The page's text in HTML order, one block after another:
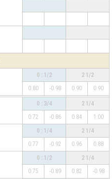
0 : 1/2
2 1/2
0.80
-0.98 0.90 0.90
x
0 : 3/4
2 1/4
0.72
-0.86 0.84 1.00
0 : 1/4
2 1/4
0.77
-0.92 0.96 0.88
0 : 1/2
2 1/4
0.75
-0.89 0.82 -0.98